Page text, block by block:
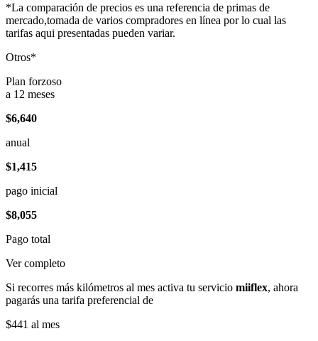
*La comparación de precios es una referencia de primas de
mercado,tomada de varios compradores en línea por lo cual las
tarifas aqui presentadas pueden variar.
Otros*
Plan forzoso
a 12 meses
$6,640
anual
$1,415
pago inicial
$8,055
Pago total
Ver completo
Si recorres más kilómetros al mes activa tu servicio miiflex, ahora
pagarás una tarifa preferencial de
$441 al mes